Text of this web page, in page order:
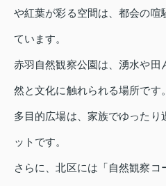
や紅葉が彩る空間は、都会の喧
ています。
赤羽自然観察公園は、湧水や田
然と文化に触れられる場所です
多目的広場は、家族でゆったり
ットです。
さらに、北区には「自然観察コ